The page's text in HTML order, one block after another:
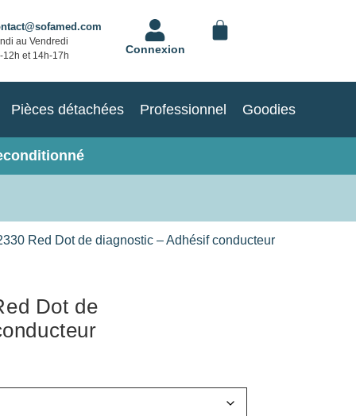
au Vendredi
12h et 14h-17h
Connexion
Pièces détachées Professionnel Goodies
Red Dot de diagnostic – Adhésif conducteur
Dot de